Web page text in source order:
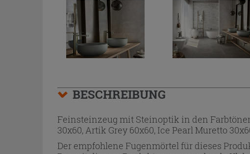
BESCHREIBUNG
Feinsteinzeug mit Steinoptik in den
30x60, Artik Grey 60x60, Ice Pearl Muretto
Der empfohlene Fugenmörtel für dieses